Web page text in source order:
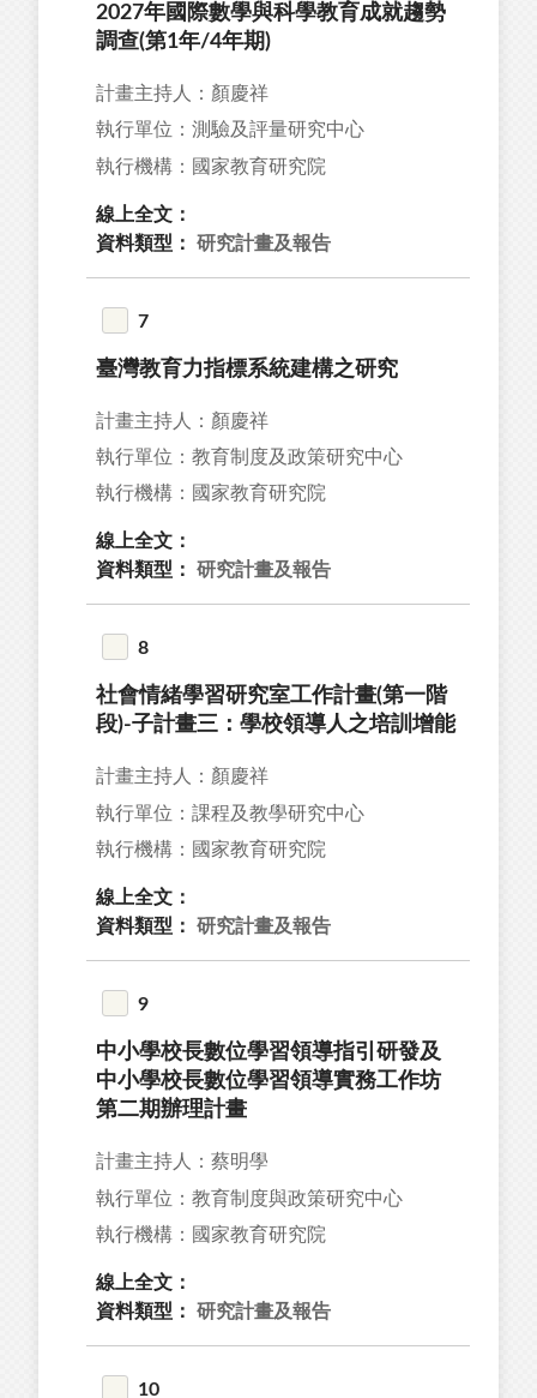
2027年國際數學與科學教育成就趨勢
調查(第1年/4年期)
計畫主持人：顏慶祥
執行單位：測驗及評量研究中心
執行機構：國家教育研究院
線上全文：
資料類型：
研究計畫及報告
7
臺灣教育力指標系統建構之研究
計畫主持人：顏慶祥
執行單位：教育制度及政策研究中心
執行機構：國家教育研究院
線上全文：
資料類型：
研究計畫及報告
8
社會情緒學習研究室工作計畫(第一階
段)-子計畫三：學校領導人之培訓增能
計畫主持人：顏慶祥
執行單位：課程及教學研究中心
執行機構：國家教育研究院
線上全文：
資料類型：
研究計畫及報告
9
中小學校長數位學習領導指引研發及
中小學校長數位學習領導實務工作坊
第二期辦理計畫
計畫主持人：蔡明學
執行單位：教育制度與政策研究中心
執行機構：國家教育研究院
線上全文：
資料類型：
研究計畫及報告
10